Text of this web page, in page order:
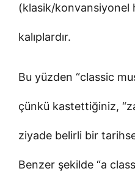
(klasik/konvansiyonel
kalıplardır.
Bu yüzden “classic
çünkü kastettiğiniz,
ziyade belirli bir
Benzer şekilde “a